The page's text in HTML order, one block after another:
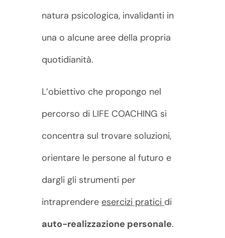
natura psicologica, invalidanti in
una o alcune aree della propria
quotidianità.
L’obiettivo che propongo nel
percorso di LIFE COACHING si
concentra sul trovare soluzioni,
orientare le persone al futuro e
dargli gli strumenti per
intraprendere esercizi pratici di
auto-realizzazione personale.